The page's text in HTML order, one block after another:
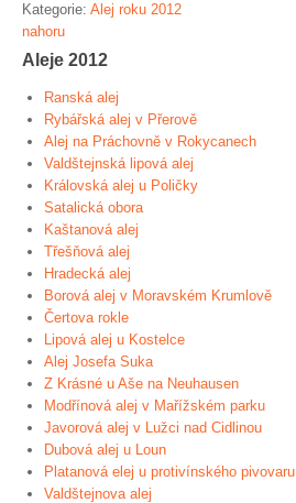
Kategorie: Alej roku 2012
nahoru
Aleje 2012
Ranská alej
Rybářská alej v Přerově
Alej na Práchovně v Rokycanech
Valdštejnská lipová alej
Královská alej u Poličky
Satalická obora
Kaštanová alej
Třešňová alej
Hradecká alej
Borová alej v Moravském Krumlově
Čertova rokle
Lipová alej u Kostelce
Alej Josefa Suka
Z Krásné u Aše na Neuhausen
Modřínová alej v Mařížském parku
Javorová alej v Lužci nad Cidlinou
Dubová alej u Loun
Platanová elej u protivínského pivovaru
Valdštejnova alej